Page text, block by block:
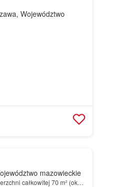
Województwo
mazowieckie
całkowitej 70 m² (ok…